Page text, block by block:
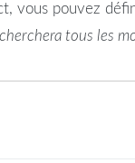
vous pouvez
tous les